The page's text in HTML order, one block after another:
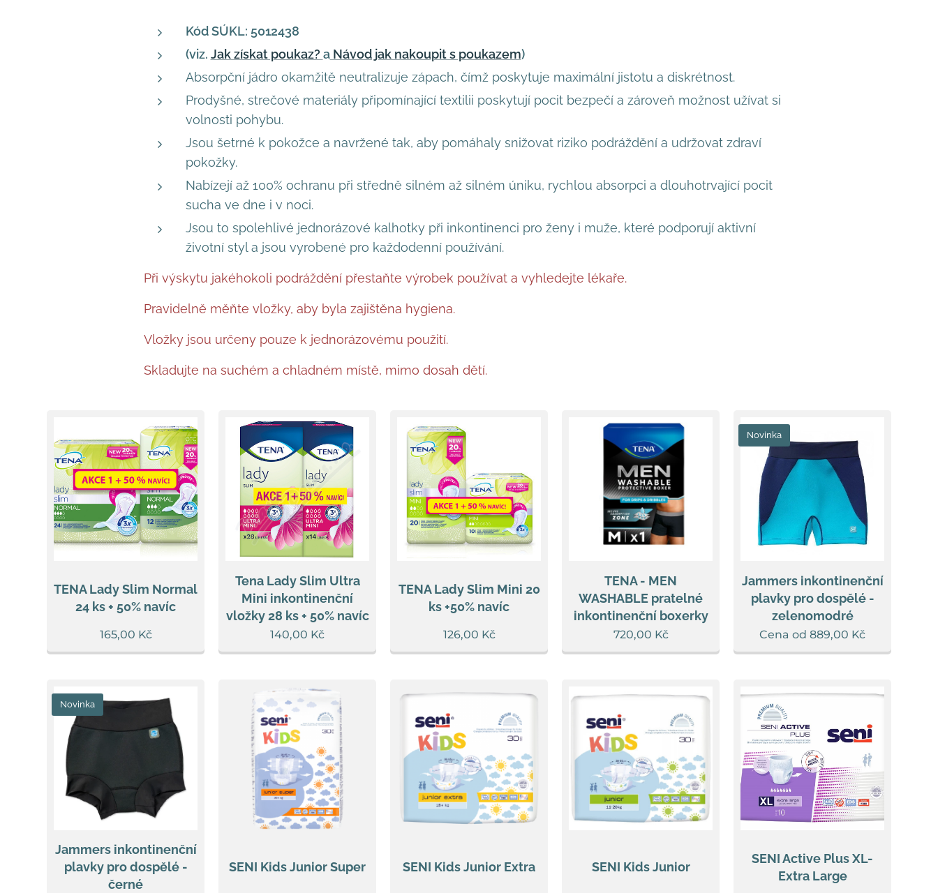
Kód SÚKL: 5012438
(viz. Jak získat poukaz? aNávod jak nakoupit s poukazem)
Absorpční jádro okamžitě neutralizuje zápach, čímž poskytuje maximální jistotu a diskrétnost.
Prodyšné, strečové materiály připomínající textilii poskytují pocit bezpečí a zároveň možnost užívat si
volnosti pohybu.
Jsou šetrné k pokožce a navržené tak, aby pomáhaly snižovat riziko podráždění a udržovat zdraví
pokožky.
Nabízejí až 100% ochranu při středně silném až silném úniku, rychlou absorpci a dlouhotrvající pocit
sucha ve dne i v noci.
Jsou to spolehlivé jednorázové kalhotky při inkontinenci pro ženy i muže, které podporují aktivní
životní styl a jsou vyrobené pro každodenní používání.
Při výskytu jakéhokoli podráždění přestaňte výrobek používat a vyhledejte lékaře.
Pravidelně měňte vložky, aby byla zajištěna hygiena.
Vložky jsou určeny pouze k jednorázovému použití.
Skladujte na suchém a chladném místě, mimo dosah dětí.
TENA Lady Slim Normal
24 ks + 50% navíc
165,00 Kč
Tena Lady Slim Ultra
Mini inkontinenční
vložky 28 ks + 50% navíc
140,00 Kč
TENA Lady Slim Mini 20
ks +50% navíc
126,00 Kč
TENA - MEN
WASHABLE pratelné
inkontinenční boxerky
720,00 Kč
Jammers inkontinenční
plavky pro dospělé -
zelenomodré
Novinka
Cena od 889,00 Kč
Jammers inkontinenční
plavky pro dospělé -
černé
Novinka
SENI Kids Junior Super SENI Kids Junior Extra SENI Kids Junior
SENI Active Plus XL-
Extra Large